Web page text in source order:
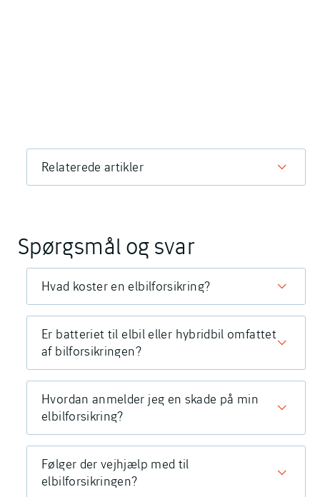
Relaterede artikler
Spørgsmål og svar
Hvad koster en elbilforsikring?
Er batteriet til elbil eller hybridbil omfattet
af bilforsikringen?
Hvordan anmelder jeg en skade på min
elbilforsikring?
Følger der vejhjælp med til
elbilforsikringen?